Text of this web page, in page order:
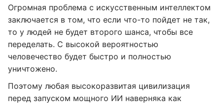
Огромная проблема с искусственным интеллектом
заключается в том, что если что-то пойдет не так,
то у людей не будет второго шанса, чтобы все
переделать. С высокой вероятностью
человечество будет быстро и полностью
уничтожено.
Поэтому любая высокоразвитая цивилизация
перед запуском мощного ИИ наверняка как